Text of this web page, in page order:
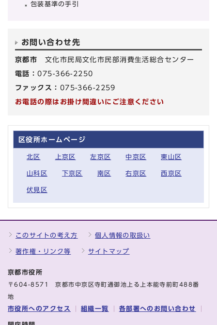
包装基準の手引
お問い合わせ先
京都市 文化市民局文化市民部消費生活総合センター
電話：075-366-2250
ファックス： 075-366-2259
お電話の際はお掛け間違いにご注意ください
区役所ホームページ
北区 上京区 左京区 中京区 東山区
山科区 下京区 南区 右京区 西京区
伏見区
このサイトの考え方 個人情報の取扱い
著作権・リンク等 サイトマップ
京都市役所
〒604-8571 京都市中京区寺町通御池上る上本能寺前町488番
地
市役所へのアクセス 組織一覧 各部署へのお問い合わせ